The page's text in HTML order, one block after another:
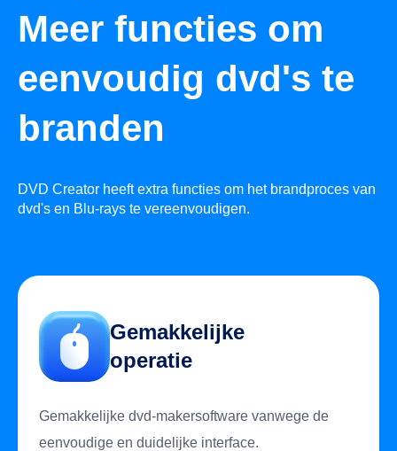
Meer functies om
eenvoudig dvd's te
branden
DVD Creator heeft extra functies om het brandproces van
dvd's en Blu-rays te vereenvoudigen.
Gemakkelijke
operatie
Gemakkelijke dvd-makersoftware vanwege de
eenvoudige en duidelijke interface.